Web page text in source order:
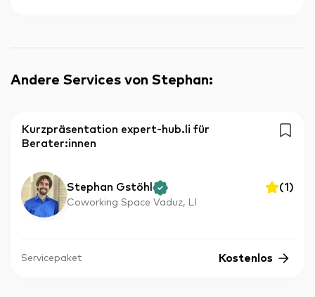
Andere Services von Stephan:
Kurzpräsentation expert-hub.li für
Berater:innen
Stephan Gstöhl (1)
Coworking Space Vaduz, LI
Servicepaket Kostenlos